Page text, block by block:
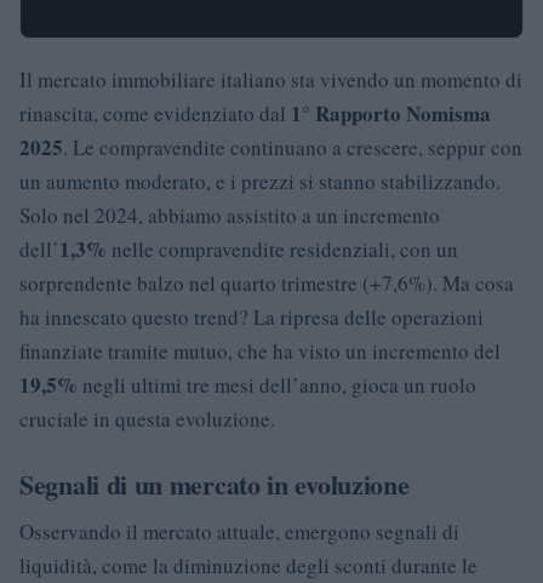
Il mercato immobiliare italiano sta vivendo un momento di
rinascita, come evidenziato dal 1° Rapporto Nomisma
2025. Le compravendite continuano a crescere, seppur con
un aumento moderato, e i prezzi si stanno stabilizzando.
Solo nel 2024, abbiamo assistito a un incremento
dell’1,3% nelle compravendite residenziali, con un
sorprendente balzo nel quarto trimestre (+7,6%). Ma cosa
ha innescato questo trend? La ripresa delle operazioni
finanziate tramite mutuo, che ha visto un incremento del
19,5% negli ultimi tre mesi dell’anno, gioca un ruolo
cruciale in questa evoluzione.
Segnali di un mercato in evoluzione
Osservando il mercato attuale, emergono segnali di
liquidità, come la diminuzione degli sconti durante le